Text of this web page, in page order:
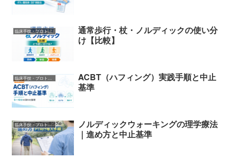
臨床手技・プロトコル
通常歩行・杖・ノルディックの使い分
け【比較】
ACBT（ハフィング）実践手順と中止
基準
臨床手技・プロトコル
ノルディックウォーキングの理学療法
｜進め方と中止基準